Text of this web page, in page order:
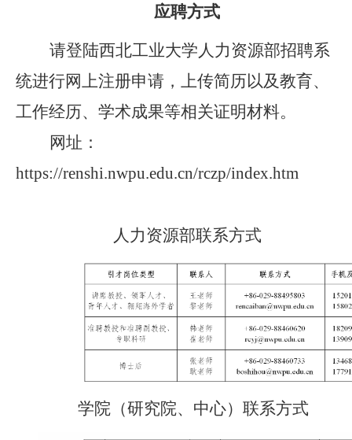
应聘方式
请登陆西北工业大学人力资源部招聘系
统进行网上注册申请，上传简历以及教育、
工作经历、学术成果等相关证明材料。
网址：
https://renshi.nwpu.edu.cn/rczp/index.htm
人力资源部联系方式
学院（研究院、中心）联系方式